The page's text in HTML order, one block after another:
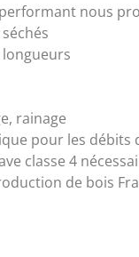
nous
longueurs
rainage
pour les débits
classe 4
de bois